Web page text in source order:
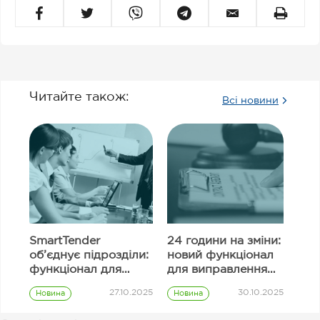
Читайте також: Всі новини
SmartTender
об’єднує підрозділи:
функціонал для
узгодження
закупівель
Новина 27.10.2025
24 години на зміни:
новий функціонал
для виправлення
інформації в полях
тендерної
Новина 30.10.2025